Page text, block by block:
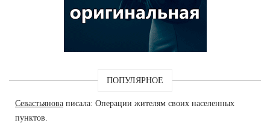
ПОПУЛЯРНОЕ
Севастьянова писала: Операции жителям своих населенных
пунктов.